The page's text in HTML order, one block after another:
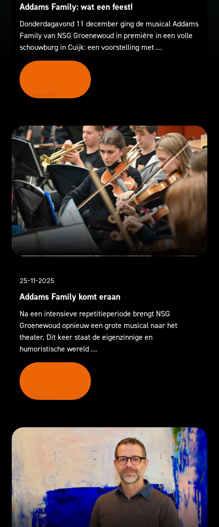
Addams Family: wat een feest!
Donderdagavond 11 december ging de musical Addams
Family van NSG Groenewoud in première in een volle
schouwburg in Cuijk: een voorstelling met …
25-11-2025
Addams Family komt eraan
Na een intensieve repetitieperiode brengt NSG
Groenewoud opnieuw een grote musical naar het
theater. Dit keer staat de eigenzinnige en
humoristische wereld …